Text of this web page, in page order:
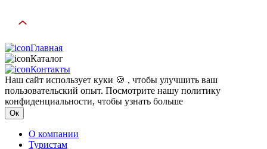
Главная
Каталог
Контакты
Наш сайт использует куки 🍪 , чтобы улучшить ваш
пользовательский опыт. Посмотрите нашу политику
конфиденциальности, чтобы узнать больше
Ок
О компании
Туристам